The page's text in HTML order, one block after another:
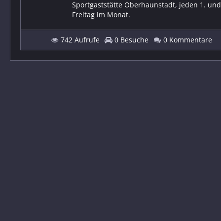
Sportgaststätte Oberhaunstadt, jeden 1.
Freitag im Monat.
742 Aufrufe 0 Besuche 0 Kommentare